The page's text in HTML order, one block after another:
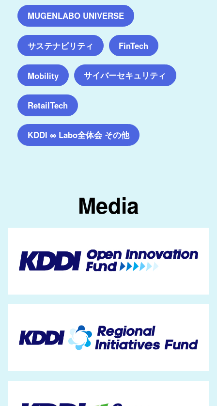
MUGENLABO UNIVERSE
サステナビリティ FinTech
Mobility サイバーセキュリティ
RetailTech
KDDI ∞ Labo全体会 その他
Media